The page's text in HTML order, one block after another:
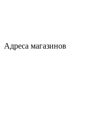
Адреса магазинов